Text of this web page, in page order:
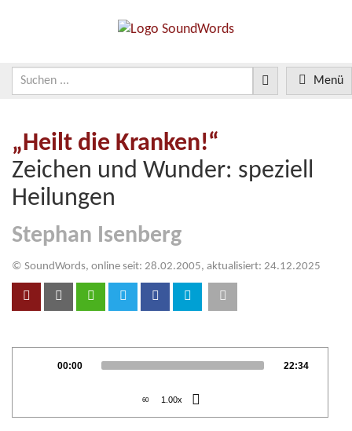
Menü
„Heilt die Kranken!“
Zeichen und Wunder: speziell
Heilungen
Stephan Isenberg
© SoundWords, online seit: 28.02.2005, aktualisiert: 24.12.2025
Current
00:00 Total
22:34
60 1.00x